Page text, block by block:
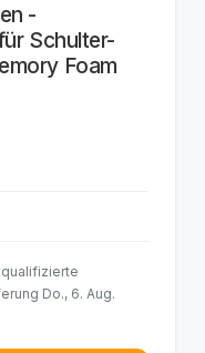
-
Schulter-
Foam
qualifizierte
Do., 6. Aug.